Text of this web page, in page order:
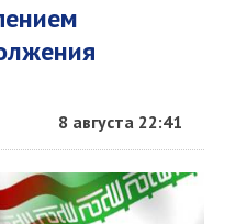
8 августа 22:41